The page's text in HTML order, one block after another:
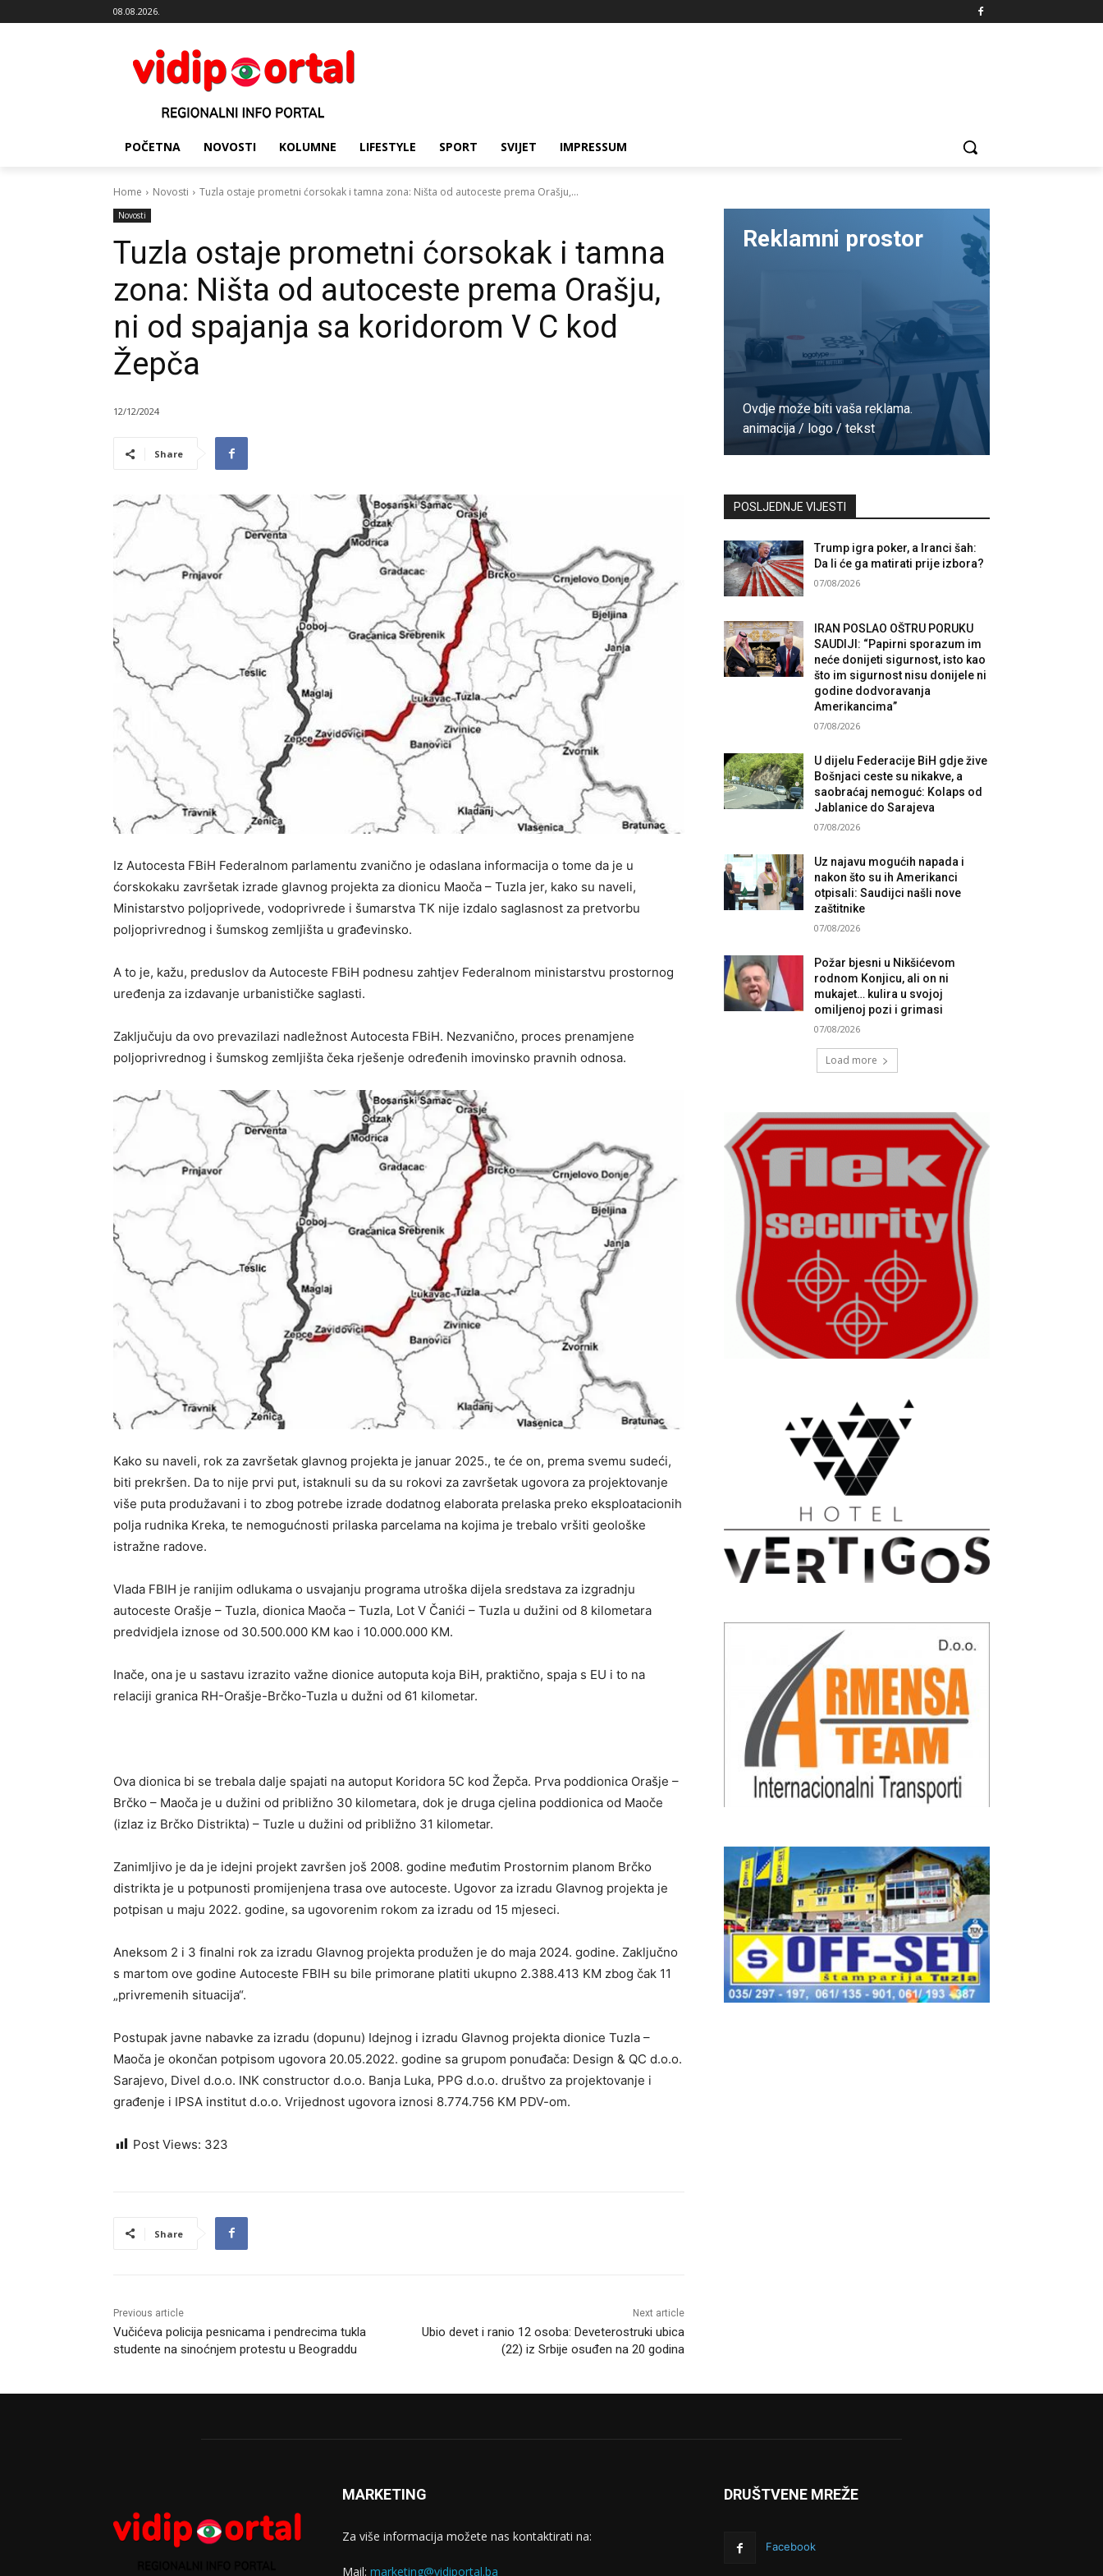
08.08.2026.
POČETNA NOVOSTI KOLUMNE LIFESTYLE SPORT SVIJET IMPRESSUM
Home Novosti Tuzla ostaje prometni ćorsokak i tamna zona: Ništa od autoceste prema Orašju,...
Novosti
Tuzla ostaje prometni ćorsokak i tamna
zona: Ništa od autoceste prema Orašju,
ni od spajanja sa koridorom V C kod
Žepča
12/12/2024
Share
Iz Autocesta FBiH Federalnom parlamentu zvanično je odaslana informacija o tome da je u
ćorskokaku završetak izrade glavnog projekta za dionicu Maoča – Tuzla jer, kako su naveli,
Ministarstvo poljoprivede, vodoprivrede i šumarstva TK nije izdalo saglasnost za pretvorbu
poljoprivrednog i šumskog zemljišta u građevinsko.
A to je, kažu, preduslov da Autoceste FBiH podnesu zahtjev Federalnom ministarstvu prostornog
uređenja za izdavanje urbanističke saglasti.
Zaključuju da ovo prevazilazi nadležnost Autocesta FBiH. Nezvanično, proces prenamjene
poljoprivrednog i šumskog zemljišta čeka rješenje određenih imovinsko pravnih odnosa.
Kako su naveli, rok za završetak glavnog projekta je januar 2025., te će on, prema svemu sudeći,
biti prekršen. Da to nije prvi put, istaknuli su da su rokovi za završetak ugovora za projektovanje
više puta produžavani i to zbog potrebe izrade dodatnog elaborata prelaska preko eksploatacionih
polja rudnika Kreka, te nemogućnosti prilaska parcelama na kojima je trebalo vršiti geološke
istražne radove.
Vlada FBIH je ranijim odlukama o usvajanju programa utroška dijela sredstava za izgradnju
autoceste Orašje – Tuzla, dionica Maoča – Tuzla, Lot V Čanići – Tuzla u dužini od 8 kilometara
predvidjela iznose od 30.500.000 KM kao i 10.000.000 KM.
Inače, ona je u sastavu izrazito važne dionice autoputa koja BiH, praktično, spaja s EU i to na
relaciji granica RH-Orašje-Brčko-Tuzla u dužni od 61 kilometar.
Ova dionica bi se trebala dalje spajati na autoput Koridora 5C kod Žepča. Prva poddionica Orašje –
Brčko – Maoča je u dužini od približno 30 kilometara, dok je druga cjelina poddionica od Maoče
(izlaz iz Brčko Distrikta) – Tuzle u dužini od približno 31 kilometar.
Zanimljivo je da je idejni projekt završen još 2008. godine međutim Prostornim planom Brčko
distrikta je u potpunosti promijenjena trasa ove autoceste. Ugovor za izradu Glavnog projekta je
potpisan u maju 2022. godine, sa ugovorenim rokom za izradu od 15 mjeseci.
Aneksom 2 i 3 finalni rok za izradu Glavnog projekta produžen je do maja 2024. godine. Zaključno
s martom ove godine Autoceste FBIH su bile primorane platiti ukupno 2.388.413 KM zbog čak 11
„privremenih situacija“.
Postupak javne nabavke za izradu (dopunu) Idejnog i izradu Glavnog projekta dionice Tuzla –
Maoča je okončan potpisom ugovora 20.05.2022. godine sa grupom ponuđača: Design & QC d.o.o.
Sarajevo, Divel d.o.o. INK constructor d.o.o. Banja Luka, PPG d.o.o. društvo za projektovanje i
građenje i IPSA institut d.o.o. Vrijednost ugovora iznosi 8.774.756 KM PDV-om.
Post Views: 323
Share
Previous article
Vučićeva policija pesnicama i pendrecima tukla
studente na sinoćnjem protestu u Beograddu
Next article
Ubio devet i ranio 12 osoba: Deveterostruki ubica
(22) iz Srbije osuđen na 20 godina
Reklamni prostor
Ovdje može biti vaša reklama.
animacija / logo / tekst
POSLJEDNJE VIJESTI
Trump igra poker, a Iranci šah:
Da li će ga matirati prije izbora?
07/08/2026
IRAN POSLAO OŠTRU PORUKU
SAUDIJI: “Papirni sporazum im
neće donijeti sigurnost, isto kao
što im sigurnost nisu donijele ni
godine dodvoravanja
Amerikancima”
07/08/2026
U dijelu Federacije BiH gdje žive
Bošnjaci ceste su nikakve, a
saobraćaj nemoguć: Kolaps od
Jablanice do Sarajeva
07/08/2026
Uz najavu mogućih napada i
nakon što su ih Amerikanci
otpisali: Saudijci našli nove
zaštitnike
07/08/2026
Požar bjesni u Nikšićevom
rodnom Konjicu, ali on ni
mukajet… kulira u svojoj
omiljenoj pozi i grimasi
07/08/2026
Load more
MARKETING
Za više informacija možete nas kontaktirati na:
Mail: marketing@vidiportal.ba
DRUŠTVENE MREŽE
Facebook